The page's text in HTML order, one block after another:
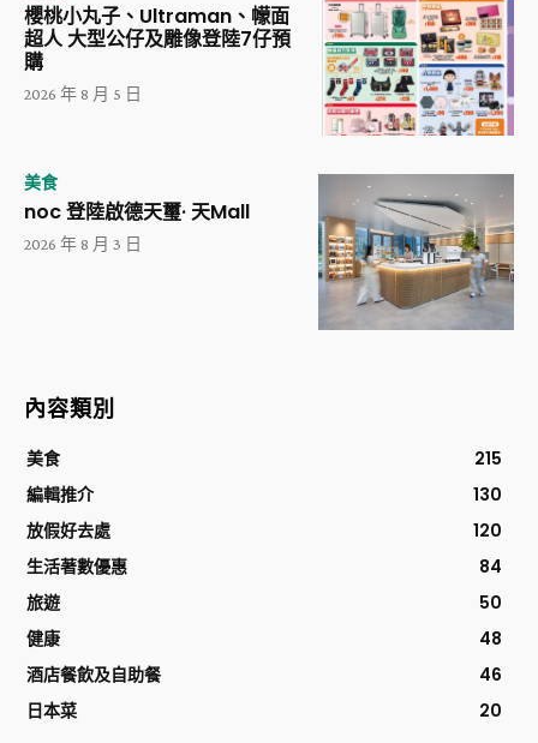
櫻桃小丸子、Ultraman、幪面
超人 大型公仔及雕像登陸7仔預
購
2026 年 8 月 5 日
美食
noc 登陸啟德天璽· 天Mall
2026 年 8 月 3 日
內容類別
美食
215
編輯推介
130
放假好去處
120
生活著數優惠
84
旅遊
50
健康
48
酒店餐飲及自助餐
46
日本菜
20